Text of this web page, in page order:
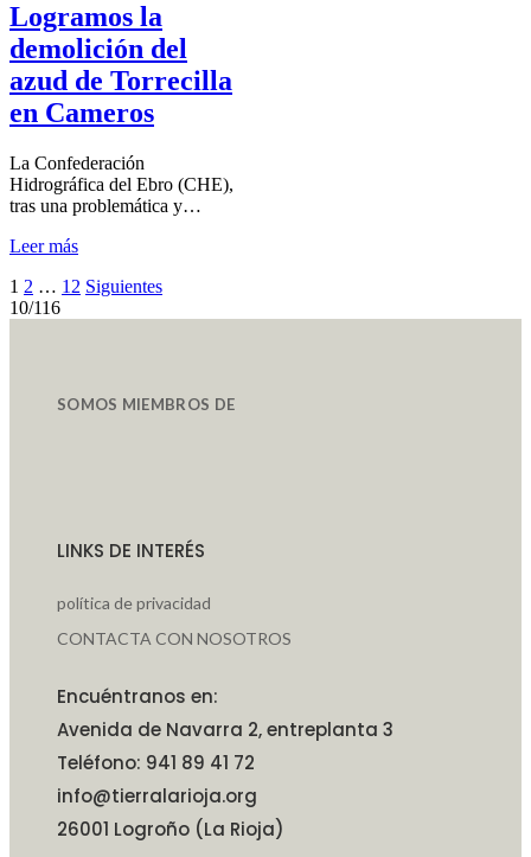
Logramos la
demolición del
azud de Torrecilla
en Cameros
La Confederación
Hidrográfica del Ebro (CHE),
tras una problemática y…
Leer más
1 2 … 12 Siguientes
10/116
SOMOS MIEMBROS DE
LINKS DE INTERÉS
política de privacidad
CONTACTA CON NOSOTROS
Encuéntranos en:
Avenida de Navarra 2, entreplanta 3
Teléfono: 941 89 41 72
info@tierralarioja.org
26001 Logroño (La Rioja)